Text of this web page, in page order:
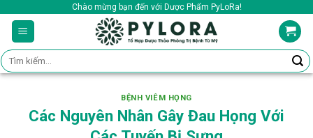
content
Chào mừng bạn đến với Dược Phẩm PyLoRa!
Tìm
kiếm:
BỆNH VIÊM HỌNG
Các Nguyên Nhân Gây Đau Họng Với